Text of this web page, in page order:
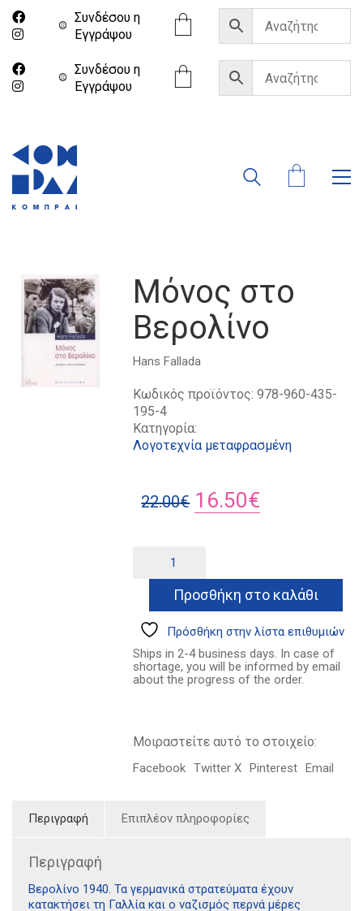
Συνδέσου η
Eγγράψου
Συνδέσου η
Eγγράψου
Μόνος στο
Βερολίνο
Hans Fallada
Κωδικός προϊόντος:978-960-435-
195-4
Κατηγορία:
Λογοτεχνία μεταφρασμένη
22.00€ Original
22.00€.
16.50€
είναι:
16.50€.
Βερολίνο
ποσότηταΠροσθήκη στο καλάθι
Πρόσθήκη στην λίστα επιθυμιών
Ships in 2-4 business days. In case of
shortage, you will be informed by email
about the progress of the order.
Μοιραστείτε αυτό το στοιχείο:
Facebook Twitter X Pinterest Email
Περιγραφή Επιπλέον πληροφορίες
Περιγραφή
Βερολίνο 1940. Τα γερμανικά στρατεύματα έχουν
κατακτήσει τη Γαλλία και ο ναζισμός περνά μέρες